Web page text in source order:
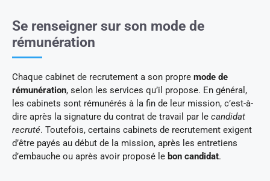
Se renseigner sur son mode de
rémunération
Chaque cabinet de recrutement a son propre mode de
rémunération, selon les services qu’il propose. En général,
les cabinets sont rémunérés à la fin de leur mission, c’est-à-
dire après la signature du contrat de travail par le candidat
recruté. Toutefois, certains cabinets de recrutement exigent
d’être payés au début de la mission, après les entretiens
d’embauche ou après avoir proposé le bon candidat.